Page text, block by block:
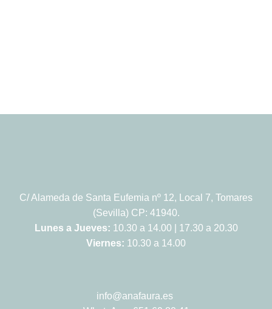
C/ Alameda de Santa Eufemia nº 12, Local 7, Tomares
(Sevilla) CP: 41940.
Lunes a Jueves: 10.30 a 14.00 | 17.30 a 20.30
Viernes: 10.30 a 14.00
info@anafaura.es